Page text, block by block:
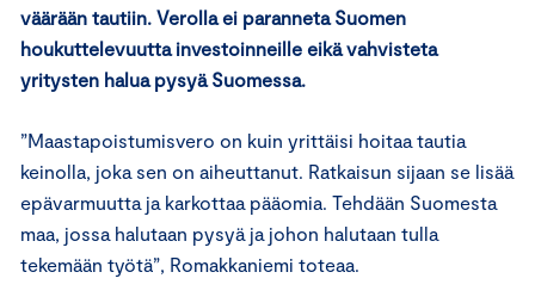
väärään tautiin. Verolla ei paranneta Suomen
houkuttelevuutta investoinneille eikä vahvisteta
yritysten halua pysyä Suomessa.
”Maastapoistumisvero on kuin yrittäisi hoitaa tautia
keinolla, joka sen on aiheuttanut. Ratkaisun sijaan se lisää
epävarmuutta ja karkottaa pääomia. Tehdään Suomesta
maa, jossa halutaan pysyä ja johon halutaan tulla
tekemään työtä”, Romakkaniemi toteaa.